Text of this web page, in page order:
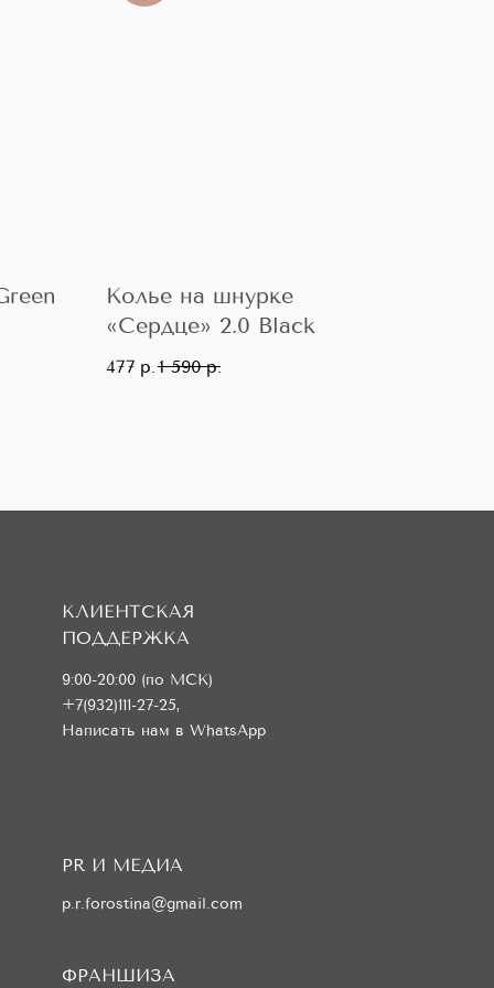
Колье на шнурке
«Сердце» 2.0 Black
477 р. 1 590 р.
КЛИЕНТСКАЯ
ПОДДЕРЖКА
9:00-20:00 (по МСК)
+7(932)111-27-25,
Написать нам в WhatsApp
PR И МЕДИА
p.r.forostina@gmail.com
ФРАНШИЗА